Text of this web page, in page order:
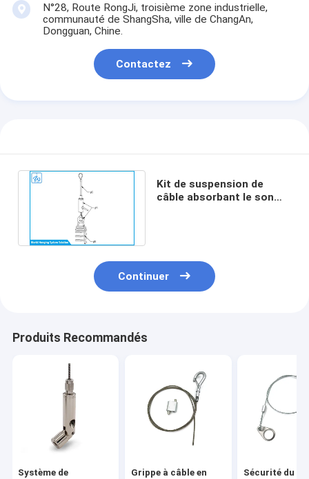
N°28, Route RongJi, troisième zone industrielle,
communauté de ShangSha, ville de ChangAn,
Dongguan, Chine.
Contactez
Kit de suspension de
câble absorbant le son
Continuer
Produits Recommandés
Système de
Grippe à câble en
Sécurité du